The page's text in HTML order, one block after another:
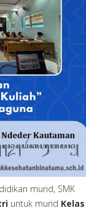
murid, SMK
untuk murid Kelas